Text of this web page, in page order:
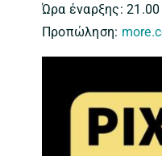
Ώρα έναρξης: 21.00
Προπώληση: